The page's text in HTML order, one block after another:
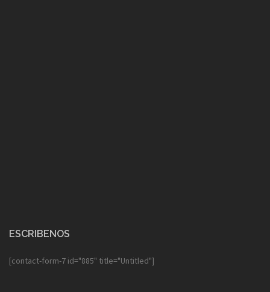
ESCRIBENOS
[contact-form-7 id="885" title="Untitled"]